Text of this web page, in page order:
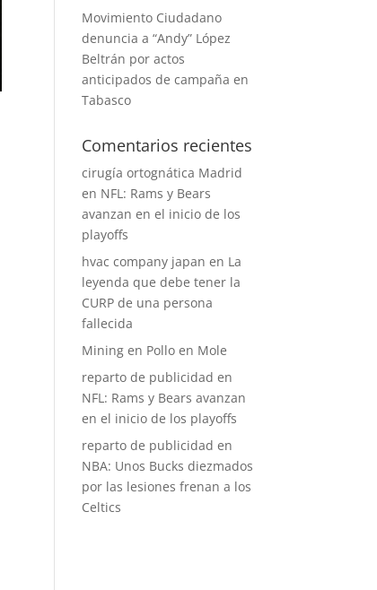
Movimiento Ciudadano
denuncia a “Andy” López
Beltrán por actos
anticipados de campaña en
Tabasco
Comentarios recientes
cirugía ortognática Madrid
en NFL: Rams y Bears
avanzan en el inicio de los
playoffs
hvac company japan en La
leyenda que debe tener la
CURP de una persona
fallecida
Mining en Pollo en Mole
reparto de publicidad en
NFL: Rams y Bears avanzan
en el inicio de los playoffs
reparto de publicidad en
NBA: Unos Bucks diezmados
por las lesiones frenan a los
Celtics